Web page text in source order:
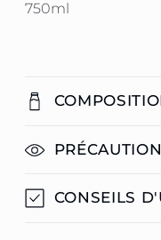
750ml
CONSEILS